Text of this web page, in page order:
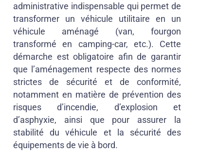
administrative indispensable qui permet de
transformer un véhicule utilitaire en un
véhicule aménagé (van, fourgon
transformé en camping-car, etc.). Cette
démarche est obligatoire afin de garantir
que l’aménagement respecte des normes
strictes de sécurité et de conformité,
notamment en matière de prévention des
risques d’incendie, d’explosion et
d’asphyxie, ainsi que pour assurer la
stabilité du véhicule et la sécurité des
équipements de vie à bord.